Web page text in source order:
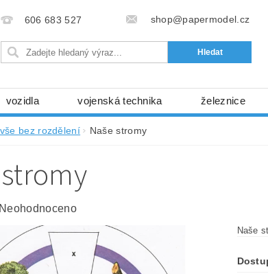
606 683 527 shop@papermodel.cz
vozidla vojenská technika železnice
stroje kosmická technika
modelářské potřeby
osobních údajů (GDPR)
vše bez rozdělení Naše stromy
Neohodnoceno
Naše